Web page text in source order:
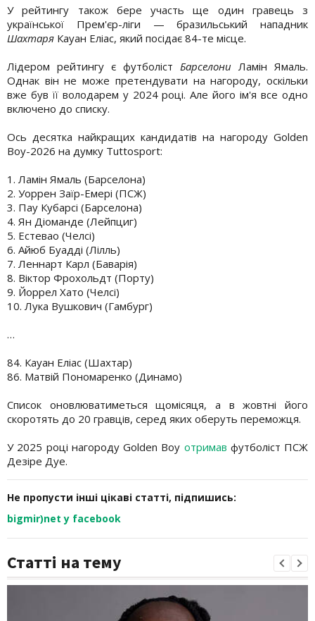
У рейтингу також бере участь ще один гравець з
української Прем'єр-ліги — бразильський нападник
Шахтаря Кауан Еліас, який посідає 84-те місце.
Лідером рейтингу є футболіст Барселони Ламін Ямаль.
Однак він не може претендувати на нагороду, оскільки
вже був її володарем у 2024 році. Але його ім'я все одно
включено до списку.
Ось десятка найкращих кандидатів на нагороду Golden
Boy-2026 на думку Tuttosport:
1. Ламін Ямаль (Барселона)
2. Уоррен Заїр-Емері (ПСЖ)
3. Пау Кубарсі (Барселона)
4. Ян Діоманде (Лейпциг)
5. Естевао (Челсі)
6. Айюб Буадді (Лілль)
7. Леннарт Карл (Баварія)
8. Віктор Фрохольдт (Порту)
9. Йоррел Хато (Челсі)
10. Лука Вушкович (Гамбург)
…
84. Кауан Еліас (Шахтар)
86. Матвій Пономаренко (Динамо)
Список оновлюватиметься щомісяця, а в жовтні його
скоротять до 20 гравців, серед яких оберуть переможця.
У 2025 році нагороду Golden Boy отримав футболіст ПСЖ
Дезіре Дуе.
Не пропусти інші цікаві статті, підпишись:
bigmir)net у facebook
Статті на тему